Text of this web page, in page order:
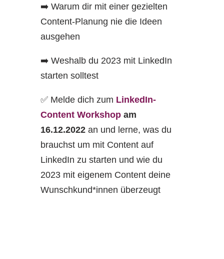
➡️ Warum dir mit einer gezielten
Content-Planung nie die Ideen
ausgehen
➡️ Weshalb du 2023 mit LinkedIn
starten solltest
✅ Melde dich zum LinkedIn-
Content Workshopam
16.12.2022an und lerne, was du
brauchst um mit Content auf
LinkedIn zu starten und wie du
2023 mit eigenem Content deine
Wunschkund*innen überzeugt